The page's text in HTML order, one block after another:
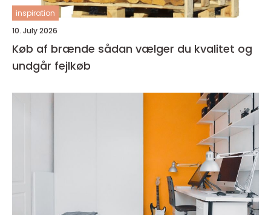
inspiration
10. July 2026
Køb af brænde sådan vælger du kvalitet og
undgår fejlkøb